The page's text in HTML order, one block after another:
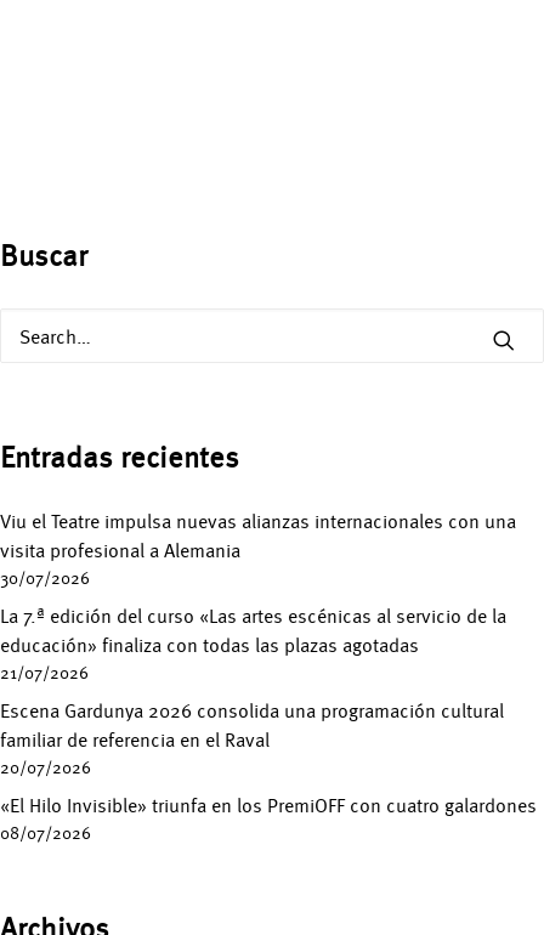
Buscar
Entradas recientes
Viu el Teatre impulsa nuevas alianzas internacionales con una
visita profesional a Alemania
30/07/2026
La 7.ª edición del curso «Las artes escénicas al servicio de la
educación» finaliza con todas las plazas agotadas
21/07/2026
Escena Gardunya 2026 consolida una programación cultural
familiar de referencia en el Raval
20/07/2026
«El Hilo Invisible» triunfa en los PremiOFF con cuatro galardones
08/07/2026